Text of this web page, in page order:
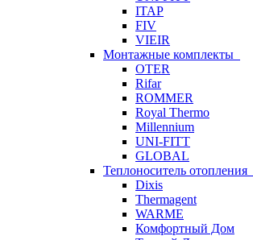
ITAP
FIV
VIEIR
Монтажные комплекты
OTER
Rifar
ROMMER
Royal Thermo
Millennium
UNI-FITT
GLOBAL
Теплоноситель отопления
Dixis
Thermagent
WARME
Комфортный Дом